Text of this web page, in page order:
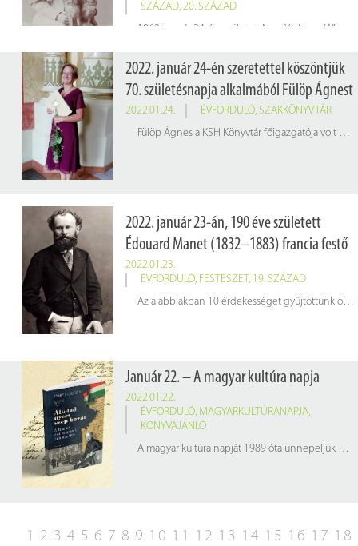
SZÁZAD, 20. SZÁZAD
2022. január 24-én szeretettel köszöntjük
70. születésnapja alkalmából Fülöp Ágnest
2022.01.24. ÉVFORDULÓ, SZAKKÖNYVTÁR
Fülöp Ágnes a KSH Könyvtár főigazgatója volt 2013 és 2018 között.
2022. január 23-án, 190 éve született
Édouard Manet (1832–1883) francia festő
2022.01.23.
ÉVFORDULÓ, FESTÉSZET, 19. SZÁZAD
Az alábbiakban 10 érdekességet gyűjtöttünk össze az impresszionizmus korstílusát elindító világhírű francia festőről.
Január 22. – A magyar kultúra napja
2022.01.22.
ÉVFORDULÓ, MAGYARKULTÚRANAPJA,
KÖNYVAJÁNLÓ
A magyar kultúra napját 1989 óta ünnepeljük meg január 22-én, annak emlékére, hogy – a kézirat tanúsága szerint – Kölcsey Ferenc 1823-ban ezen a napon tisztázta le és jelölte meg dátummal Csekén a Himnusz kéziratát.
1 2 3 4 5 6 7 8 9 10 11 12 13 14 15 16 17 18